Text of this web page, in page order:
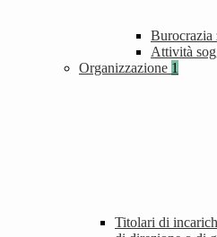
Burocrazia
Attività
Organizzazione 1
Titolari di